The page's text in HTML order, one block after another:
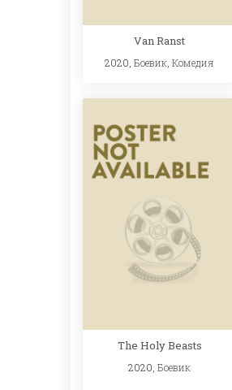
Van Ranst
2020, Боевик Комедия
The Holy Beasts
2020, Боевик